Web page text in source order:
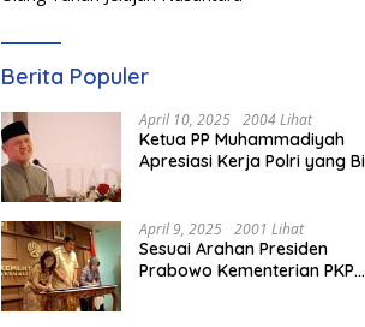
Berita Populer
April 10, 2025 2004 Lihat
Ketua PP Muhammadiyah
Apresiasi Kerja Polri yang
April 9, 2025 2001 Lihat
Sesuai Arahan Presiden
Prabowo Kementerian PKP